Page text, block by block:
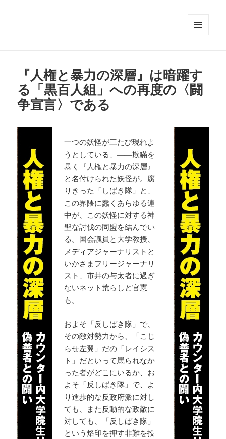
『人権と暴力の深層』は暗躍す
る「黒百人組」への再度の〈闘
争宣言〉である
一つの妖怪が三たび現れよ
うとしている、――欺瞞を
暴く『人権と暴力の深層』
と名付けられた妖怪が。腐
りきった「しばき隊」と、
この界隈に蠢くあらゆる連
中が、この妖怪に対する神
聖な討伐の同盟を結んでい
る。国会議員と大学教授、
メディアジャーナリストと
いかさまフリージャーナリ
スト、市井の与太者に過ぎ
ないネット荒らしと官憲
も。
およそ「反しばき隊」で、
その敵対勢力から、「こじ
らせ左翼」だの「レイシス
ト」だといって罵られなか
った者がどこにいるか、お
よそ「反しばき隊」で、よ
り進歩的な反政府派に対し
ても、また反動的な政敵に
対しても、「反しばき隊」
という烙印を押す非難を投